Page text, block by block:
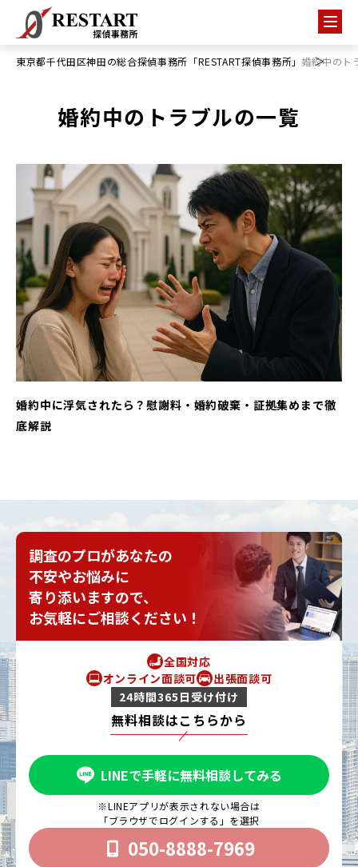
東京都千代田区神田の総合探偵事務所「RESTART探偵事務所」 婚約中のト
婚約中のトラブルの一覧
婚約中に浮気されたら？慰謝料・婚約破棄・証拠集めまで徹
底解説
調査のプロがあなたの
不安やお悩みに
寄り添いますので、
お気軽にご相談ください！
全国対応
オンライン面談可
出張面談可
24時間365日受け付け
無料相談はこちらから
LINEで手軽に無料相談してみる
※LINEアプリが表示されない場合は
「ブラウザでログインする」を選択
050-8888-7969